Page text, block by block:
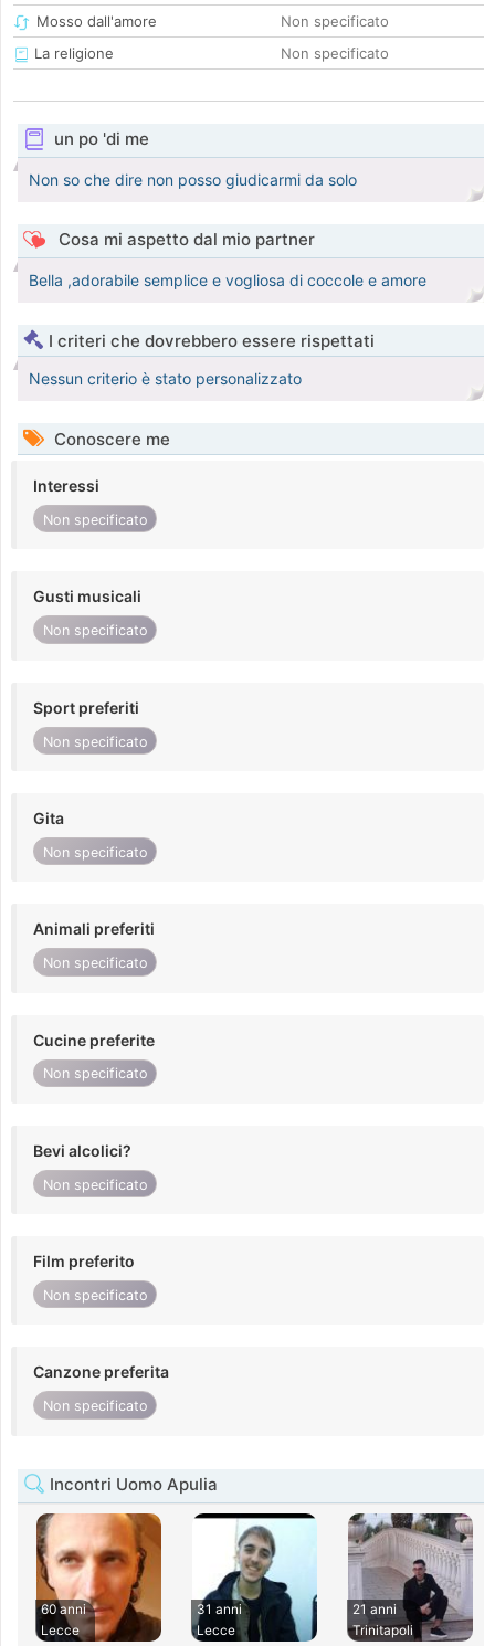
Mosso dall'amore
Non specificato
La religione
Non specificato
un po 'di me
Non so che dire non posso giudicarmi da solo
Cosa mi aspetto dal mio partner
Bella ,adorabile semplice e vogliosa di coccole e amore
I criteri che dovrebbero essere rispettati
Nessun criterio è stato personalizzato
Conoscere me
Interessi
Non specificato
Gusti musicali
Non specificato
Sport preferiti
Non specificato
Gita
Non specificato
Animali preferiti
Non specificato
Cucine preferite
Non specificato
Bevi alcolici?
Non specificato
Film preferito
Non specificato
Canzone preferita
Non specificato
Incontri Uomo Apulia
60 anni
Lecce
31 anni
Lecce
21 anni
Trinitapoli